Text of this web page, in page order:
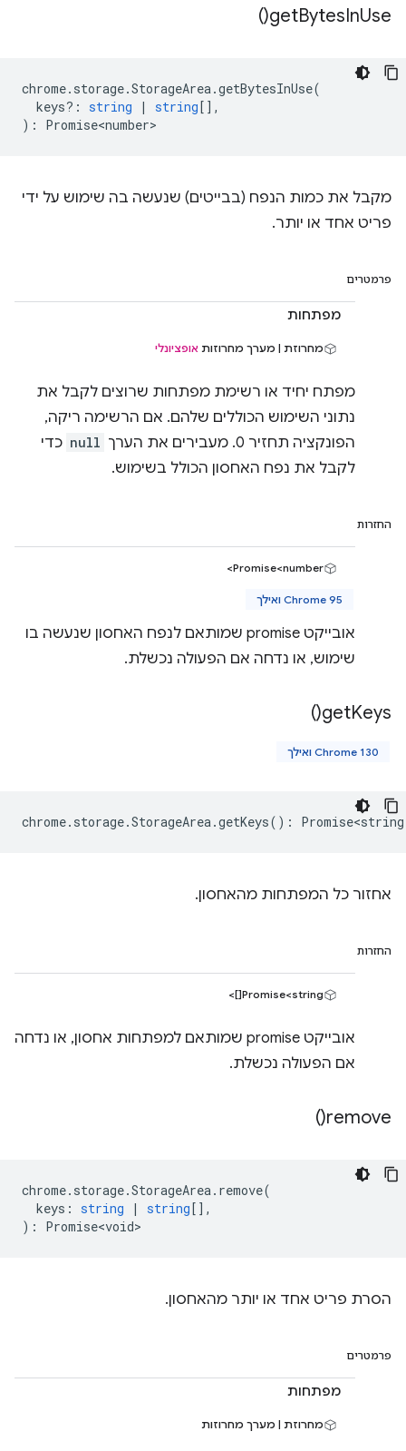
getBytesInUse(
)
chrome. storage.StorageArea.getBytesInUse(
keys? : string | string[],
) : Promise<number>
מקבל את כמות הנפח (בבייטים) שנעשה בה שימוש על ידי
פריט אחד או יותר.
פרמטרים
מפתחות
מחרוזת | מערך מחרוזות אופציונלי
מפתח יחיד או רשימת מפתחות שרוצים לקבל את
נתוני השימוש הכוללים שלהם. אם הרשימה ריקה,
הפונקציה תחזיר 0. מעבירים את הערך
null כדי
לקבל את נפח האחסון הכולל בשימוש.
החזרות
Promise<number>
Chrome 95 ואילך
אובייקט promise שמותאם לנפח האחסון שנעשה בו
שימוש, או נדחה אם הפעולה נכשלת.
getKeys(
)
Chrome 130 ואילך
chrome. storage.StorageArea.getKeys() : Promise<string
אחזור כל המפתחות מהאחסון.
החזרות
Promise<string[]>
אובייקט promise שמותאם למפתחות אחסון, או נדחה
אם הפעולה נכשלת.
remove(
)
chrome. storage.StorageArea. remove(
keys : string | string[],
) : Promise<void>
הסרת פריט אחד או יותר מהאחסון.
פרמטרים
מפתחות
מחרוזת | מערך מחרוזות